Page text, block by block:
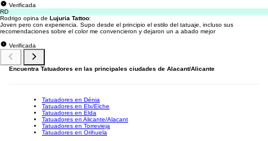
Verificada
RD
Rodrigo opina de Lujuria Tattoo:
Joven pero con experiencia. Supo desde el principio el estilo del tatuaje, incluso sus
recomendaciones sobre el color me convencieron y dejaron un a abado mejor
Verificada
Encuentra Tatuadores en las principales ciudades de Alacant/Alicante
Tatuadores en Dénia
Tatuadores en Elx/Elche
Tatuadores en Elda
Tatuadores en Alicante/Alacant
Tatuadores en Torrevieja
Tatuadores en Orihuela